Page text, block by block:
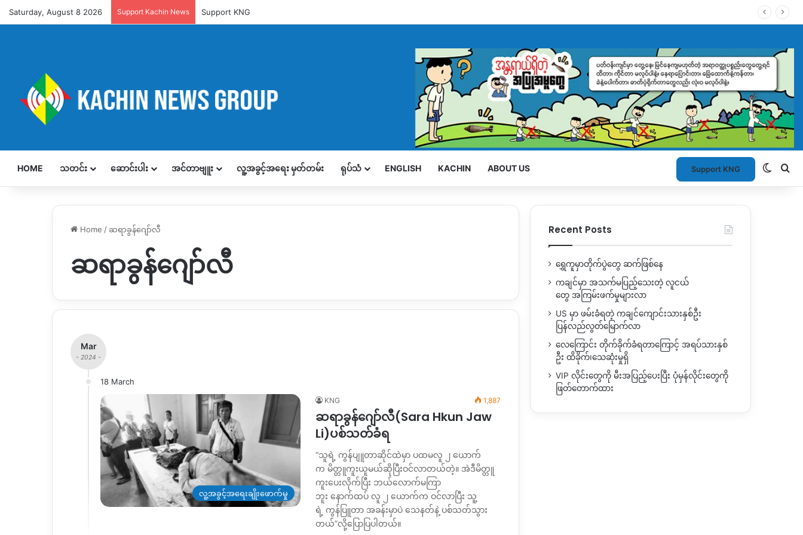
Saturday, August 8 2026 Support Kachin News Support KNG
HOME သတင်း ဆောင်းပါး အင်တာဗျူး လူ့အခွင့်အရေး မှတ်တမ်း ရုပ်သံ ENGLISH KACHIN ABOUT US Support KNG
Home /ဆရာခွန်ဂျော်လီ
ဆရာခွန်ဂျော်လီ
Mar
- 2024 -
18 March
လူ့အခွင့်အရေးချိုးဖောက်မှု
KNG 1,887
ဆရာခွန်ဂျော်လီ(Sara Hkun Jaw
Li)ပစ်သတ်ခံရ
“သူရဲ့ ကွန်ပျူတာဆိုင်ထဲမှာ ပထမလူ ၂ ယောက်
က မိတ္တူကူးယူမယ်ဆိုပြီးဝင်လာတယ်တဲ့။ အဲဒီမိတ္တူ
ကူးပေးလိုက်ပြီး ဘယ်လောက်မကြာ
ဘူး နောက်ထပ် လူ ၂ ယောက်က ဝင်လာပြီး သူ့
ရဲ့ ကွန်ပြူတာ အခန်းမှာပဲ သေနတ်နဲ့ ပစ်သတ်သွား
တယ်”လို့ပြောပြပါတယ်။
Recent Posts
ရွှေကူမှာတိုက်ပွဲတွေ ဆက်ဖြစ်နေ
ကချင်မှာ အသက်မပြည့်သေးတဲ့ လူငယ်
တွေ အကြမ်းဖက်မှုများလာ
US မှာ ဖမ်းခံရတဲ့ ကချင်ကျောင်းသားနှစ်ဦး
ပြန်လည်လွတ်မြောက်လာ
လေကြောင်း တိုက်ခိုက်ခံရတာကြောင့် အရပ်သားနှစ်
ဦး ထိခိုက်၊သေဆုံးမှုရှိ
VIP လိုင်းတွေကို မီးအပြည့်ပေးပြီး ပုံမှန်လိုင်းတွေကို
ဖြတ်တောက်ထား